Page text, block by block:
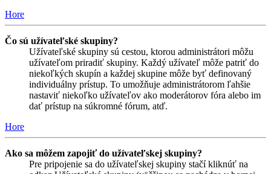
Hore
Čo sú užívateľské skupiny?
Užívateľské skupiny sú cestou, ktorou administrátori môžu
užívateľom priradiť skupiny. Každý užívateľ môže patriť do
niekoľkých skupín a každej skupine môže byť definovaný
individuálny prístup. To umožňuje administrátorom ľahšie
nastaviť niekoľko užívateľov ako moderátorov fóra alebo im
dať prístup na súkromné fórum, atď.
Hore
Ako sa môžem zapojiť do užívateľskej skupiny?
Pre pripojenie sa do užívateľskej skupiny stačí kliknúť na